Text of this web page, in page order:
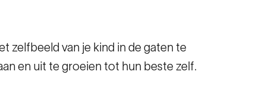
zelfbeeld van je kind in de gaten te
en uit te groeien tot hun beste zelf.